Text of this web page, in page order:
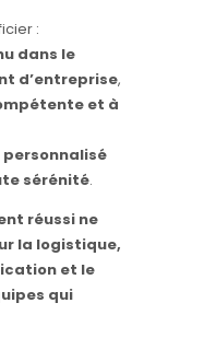
:
dans le
d’entreprise,
et à
personnalisé
sérénité.
réussi ne
la logistique,
et le
qui